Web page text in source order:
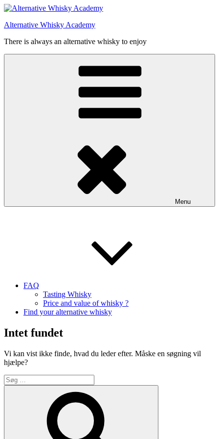
Videre
indhold
Alternative Whisky Academy
There is always an alternative whisky to enjoy
Menu
FAQ
Tasting Whisky
Price and value of whisky ?
Find your alternative whisky
Intet fundet
Vi kan vist ikke finde, hvad du leder efter. Måske en søgning vil
hjælpe?
Søg
efter: